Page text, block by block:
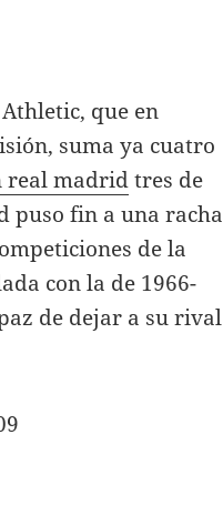
que en
suma ya cuatro
real madridtres de
puso fin a una racha
de la
con la de 1966-
de dejar a su rival